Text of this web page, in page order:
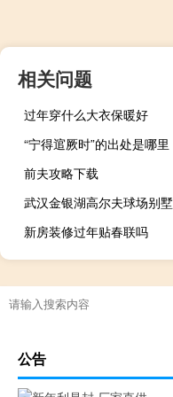
相关问题
过年穿什么大衣保暖好
“宁得逭厥时”的出处是哪里
前夫攻略下载
武汉金银湖高尔夫球场别墅
新房装修过年贴春联吗
公告